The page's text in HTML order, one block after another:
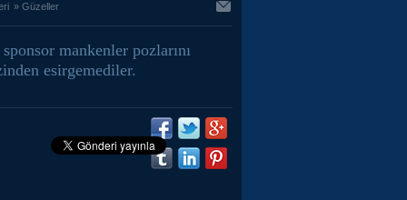
» Güzeller
mankenler pozlarını
esirgemediler.